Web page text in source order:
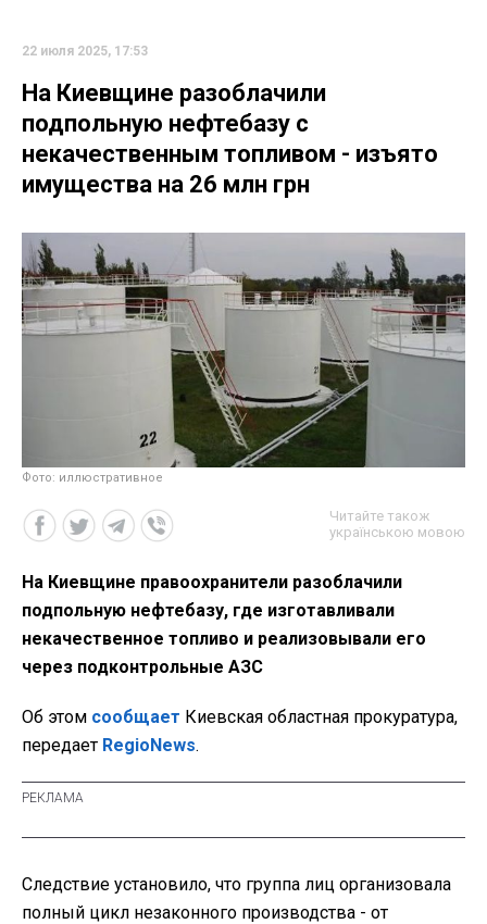
22 июля 2025, 17:53
На Киевщине разоблачили
подпольную нефтебазу с
некачественным топливом - изъято
имущества на 26 млн грн
Фото: иллюстративное
Читайте також
українською мовою
На Киевщине правоохранители разоблачили
подпольную нефтебазу, где изготавливали
некачественное топливо и реализовывали его
через подконтрольные АЗС
Об этом сообщает Киевская областная прокуратура,
передает RegioNews.
Следствие установило, что группа лиц организовала
полный цикл незаконного производства - от